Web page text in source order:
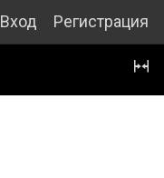
Вход Регистрация